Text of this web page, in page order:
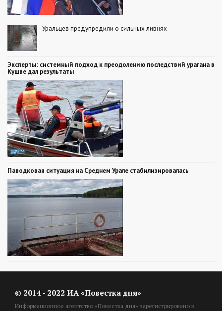
Уральцев предупредили о сильных ливнях
Эксперты: системный подход к преодолению последствий урагана в
Кушве дал результаты
Паводковая ситуация на Среднем Урале стабилизировалась
© 2014 - 2022 ИА «Повестка дня»
Информационное агентство «Повестка дня» зарегистрировано в